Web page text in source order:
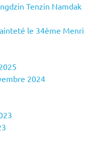
Tenzin Namdak
le 34ème Menri
2024